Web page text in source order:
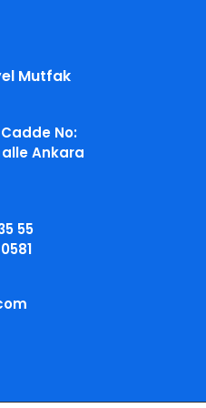
Mutfak
No:
Ankara
55